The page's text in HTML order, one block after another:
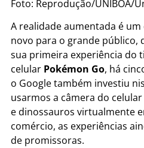
Foto: Reprodução/UNIBOA/
A realidade aumentada é
novo para o grande público,
sua primeira experiência do
celular Pokémon Go, há
o Google também investiu
usarmos a câmera do
e dinossauros virtualmente
comércio, as experiências
de promissoras.